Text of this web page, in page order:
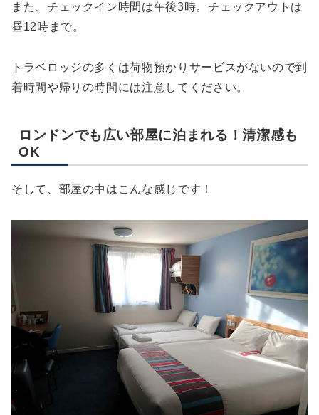
また、チェックイン時間は午後3時。チェックアウトは
昼12時まで。
トラベロッジの多くは荷物預かりサービスがないので到
着時間や帰りの時間には注意してください。
ロンドンでも広い部屋に泊まれる！清潔感も
OK
そして、部屋の中はこんな感じです！